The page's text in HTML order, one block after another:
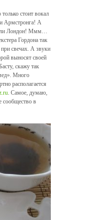
стоит вокал
Армстронга! А
Лондон! Ммм…
Гордона так
свечах. А звуки
выносят своей
скажу так
Много
располагается
. Самое, думаю,
сообщество в